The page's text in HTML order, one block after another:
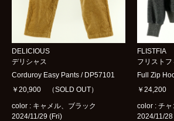
DELICIOUS
デリシャス
Corduroy Easy Pants / DP57101
￥20,900 （SOLD OUT）
color : キャメル、ブラック
2024/11/29 (Fri)
FLISTFIA
フリストフ
Full Zip
￥24,200
color : チャ
2024/11/